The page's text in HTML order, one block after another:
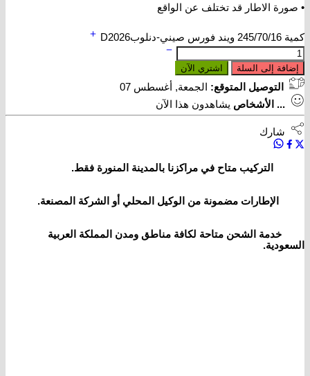
• صورة الاطار قد تختلف عن الواقع
كمية 245/70/16 ويند فورس صيني-دنلوبD2026
إضافة إلى السلة اشتري الآن
التوصيل المتوقع:
الجمعة, أغسطس 07
...
الأشخاص يشاهدون هذا الآن
شارك
التركيب متاح في مراكزنا بالمدينة المنورة فقط.
الإطارات مضمونة من الوكيل المحلي أو الشركة المصنعة.
خدمة الشحن متاحة لكافة مناطق ومدن المملكة العربية
السعودية.